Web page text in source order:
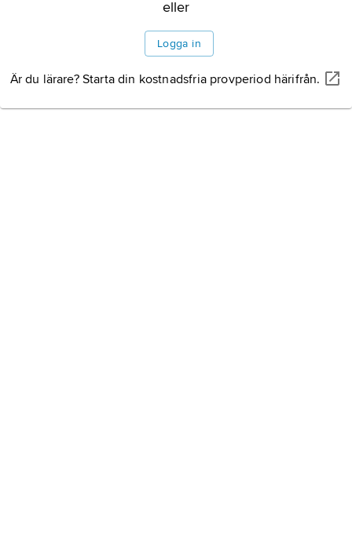
eller
Logga in
Är du lärare? Starta din kostnadsfria provperiod härifrån.